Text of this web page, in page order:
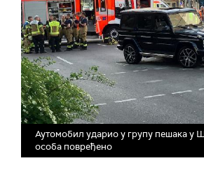
Аутомобил ударио у групу пешака у
особа повређено